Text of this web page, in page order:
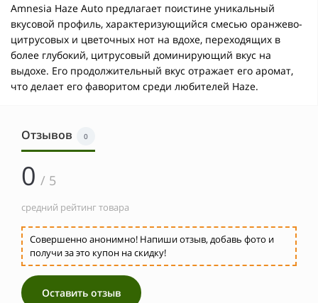
Amnesia Haze Auto предлагает поистине уникальный
вкусовой профиль, характеризующийся смесью оранжево-
цитрусовых и цветочных нот на вдохе, переходящих в
более глубокий, цитрусовый доминирующий вкус на
выдохе. Его продолжительный вкус отражает его аромат,
что делает его фаворитом среди любителей Haze.
Отзывов 0
0 / 5
средний рейтинг товара
Совершенно анонимно! Напиши отзыв, добавь фото и
получи за это купон на скидку!
Оставить отзыв